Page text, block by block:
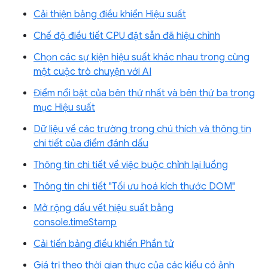
Cải thiện bảng điều khiển Hiệu suất
Chế độ điều tiết CPU đặt sẵn đã hiệu chỉnh
Chọn các sự kiện hiệu suất khác nhau trong cùng
một cuộc trò chuyện với AI
Điểm nổi bật của bên thứ nhất và bên thứ ba trong
mục Hiệu suất
Dữ liệu về các trường trong chú thích và thông tin
chi tiết của điểm đánh dấu
Thông tin chi tiết về việc buộc chỉnh lại luồng
Thông tin chi tiết "Tối ưu hoá kích thước DOM"
Mở rộng dấu vết hiệu suất bằng
console.timeStamp
Cải tiến bảng điều khiển Phần tử
Giá trị theo thời gian thực của các kiểu có ảnh